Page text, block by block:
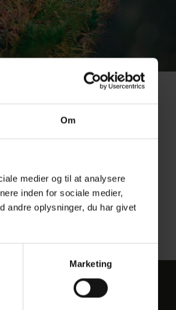
Om
medier og til at analysere
inden for sociale medier,
andre oplysninger, du har givet
Marketing
FIND OS